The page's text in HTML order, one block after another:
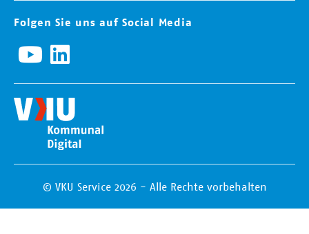
Folgen Sie uns auf Social Media
© VKU Service 2026 - Alle Rechte vorbehalten